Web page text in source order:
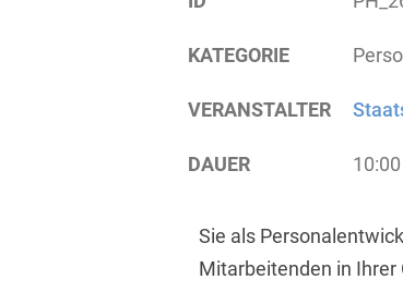
KATEGORIE
VERANSTALTER
DAUER
Sie als
Mitarbeitenden in